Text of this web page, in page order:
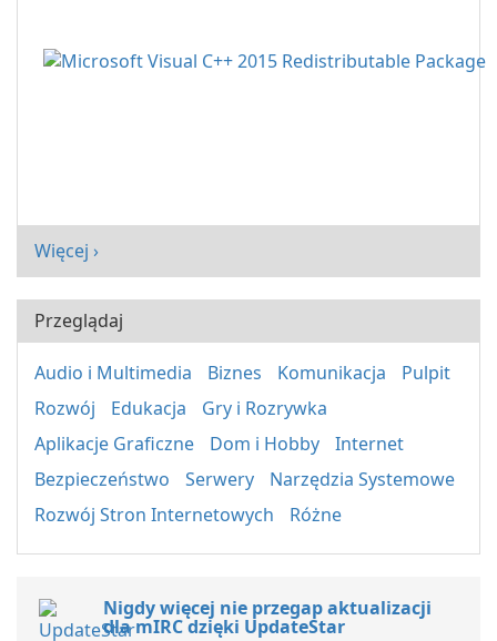
Więcej ›
Przeglądaj
Audio i Multimedia Biznes Komunikacja
Pulpit
Rozwój
Edukacja
Gry i Rozrywka
Aplikacje Graficzne
Dom i Hobby
Internet
Bezpieczeństwo
Serwery
Narzędzia Systemowe
Rozwój Stron Internetowych
Różne
Nigdy więcej nie przegap aktualizacji
dla mIRC dzięki UpdateStar